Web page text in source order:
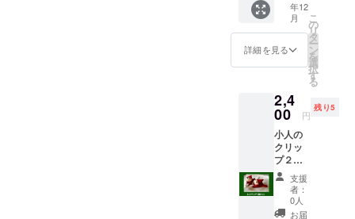
セット
を郵便
で送ら
せてい
ただき
ます。
イズ
100×14
8mm）
※5枚の
ポスカ
トード
は画像
の通り
すべて
同じデ
年12
月
詳細を見る
こ
の
リ
タ
ー
ン
を
選
択
す
る
2,4
00 円
残り5
小人の
クリッ
プ２個
セット
(サイズ
10㎝
程）。
支援
者：
0人
お届